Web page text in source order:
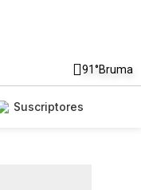
91°Bruma
Suscriptores